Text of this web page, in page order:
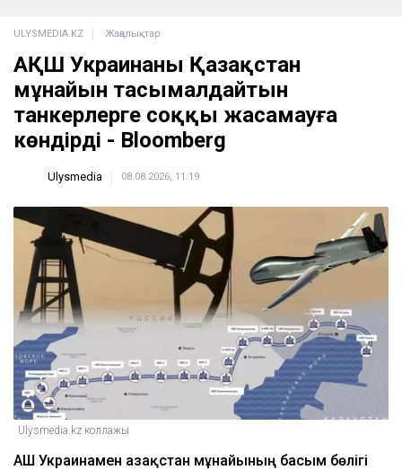
ULYSMEDIA.KZ Жаңалықтар
АҚШ Украинаны Қазақстан
мұнайын тасымалдайтын
танкерлерге соққы жасамауға
көндірді - Bloomberg
Ulysmedia 08.08.2026, 11:19
Ulysmedia.kz коллажы
АҚШ Украинамен Қазақстан мұнайының басым бөлігі